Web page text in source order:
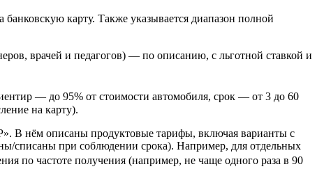
карту. Также указывается диапазон полной
врачей и педагогов) — по описанию, с льготной ставкой и
— до 95% от стоимости автомобиля, срок — от 3 до 60
на карту).
В нём описаны продуктовые тарифы, включая варианты с
списаны при соблюдении срока). Например, для отдельных
по частоте получения (например, не чаще одного раза в 90